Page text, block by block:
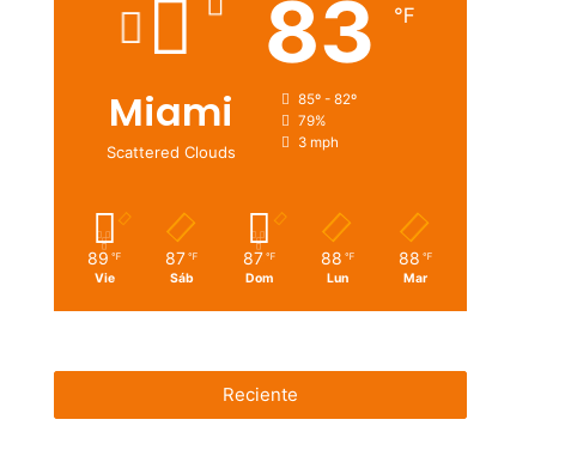
Miami
Scattered Clouds
83 ℉
85º - 82º
79%
3 mph
89 ℉
Vie
87 ℉
Sáb
87 ℉
Dom
88 ℉
Lun
88 ℉
Mar
Reciente